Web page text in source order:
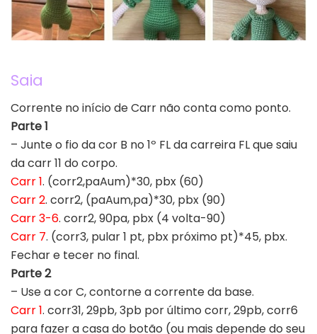
Saia
Corrente no início de Carr não conta como ponto.
Parte 1
– Junte o fio da cor B no 1º FL da carreira FL que saiu
da carr 11 do corpo.
Carr 1. (corr2,paAum)*30, pbx (60)
Carr 2. corr2, (paAum,pa)*30, pbx (90)
Carr 3-6. corr2, 90pa, pbx (4 volta-90)
Carr 7. (corr3, pular 1 pt, pbx próximo pt)*45, pbx.
Fechar e tecer no final.
Parte 2
– Use a cor C, contorne a corrente da base.
Carr 1. corr31, 29pb, 3pb por último corr, 29pb, corr6
para fazer a casa do botão (ou mais depende do seu